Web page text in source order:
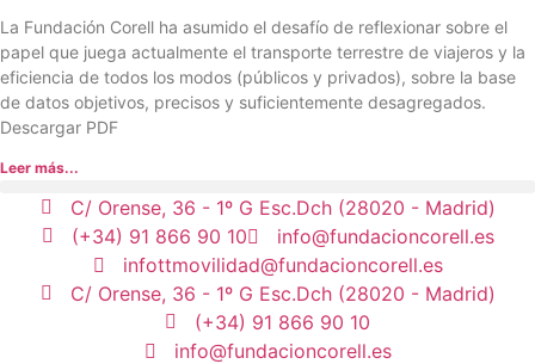
La Fundación Corell ha asumido el desafío de reflexionar sobre el
papel que juega actualmente el transporte terrestre de viajeros y la
eficiencia de todos los modos (públicos y privados), sobre la base
de datos objetivos, precisos y suficientemente desagregados.
Descargar PDF
Leer más...
C/ Orense, 36 - 1º G Esc.Dch (28020 - Madrid)
(+34) 91 866 90 10
info@fundacioncorell.es
infottmovilidad@fundacioncorell.es
C/ Orense, 36 - 1º G Esc.Dch (28020 - Madrid)
(+34) 91 866 90 10
info@fundacioncorell.es